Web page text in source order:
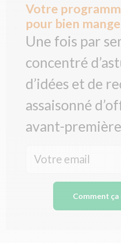
Votre
pour bien
Une fois par
concentré
d’idées et de
assaisonné
avant-
Comment ça